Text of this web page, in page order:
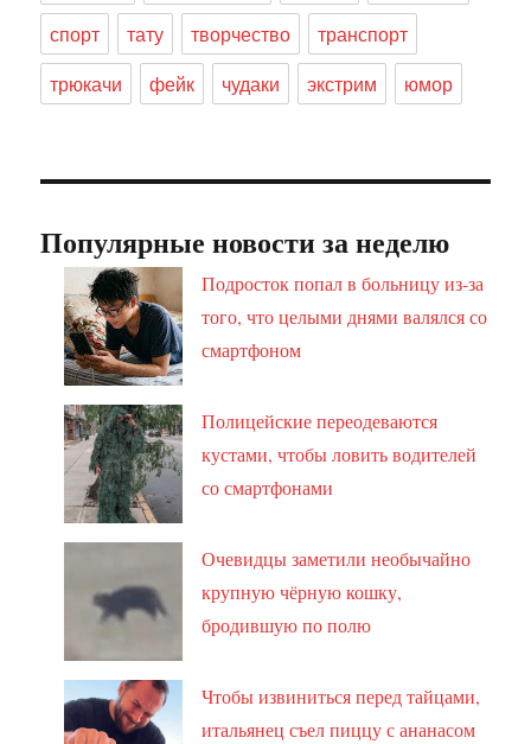
спорт
тату творчество
транспорт
трюкачи
фейк чудаки экстрим юмор
Популярные новости за неделю
Подросток попал в больницу из-за
того, что целыми днями валялся со
смартфоном
Полицейские переодеваются
кустами, чтобы ловить водителей
со смартфонами
Очевидцы заметили необычайно
крупную чёрную кошку,
бродившую по полю
Чтобы извиниться перед тайцами,
итальянец съел пиццу с ананасом